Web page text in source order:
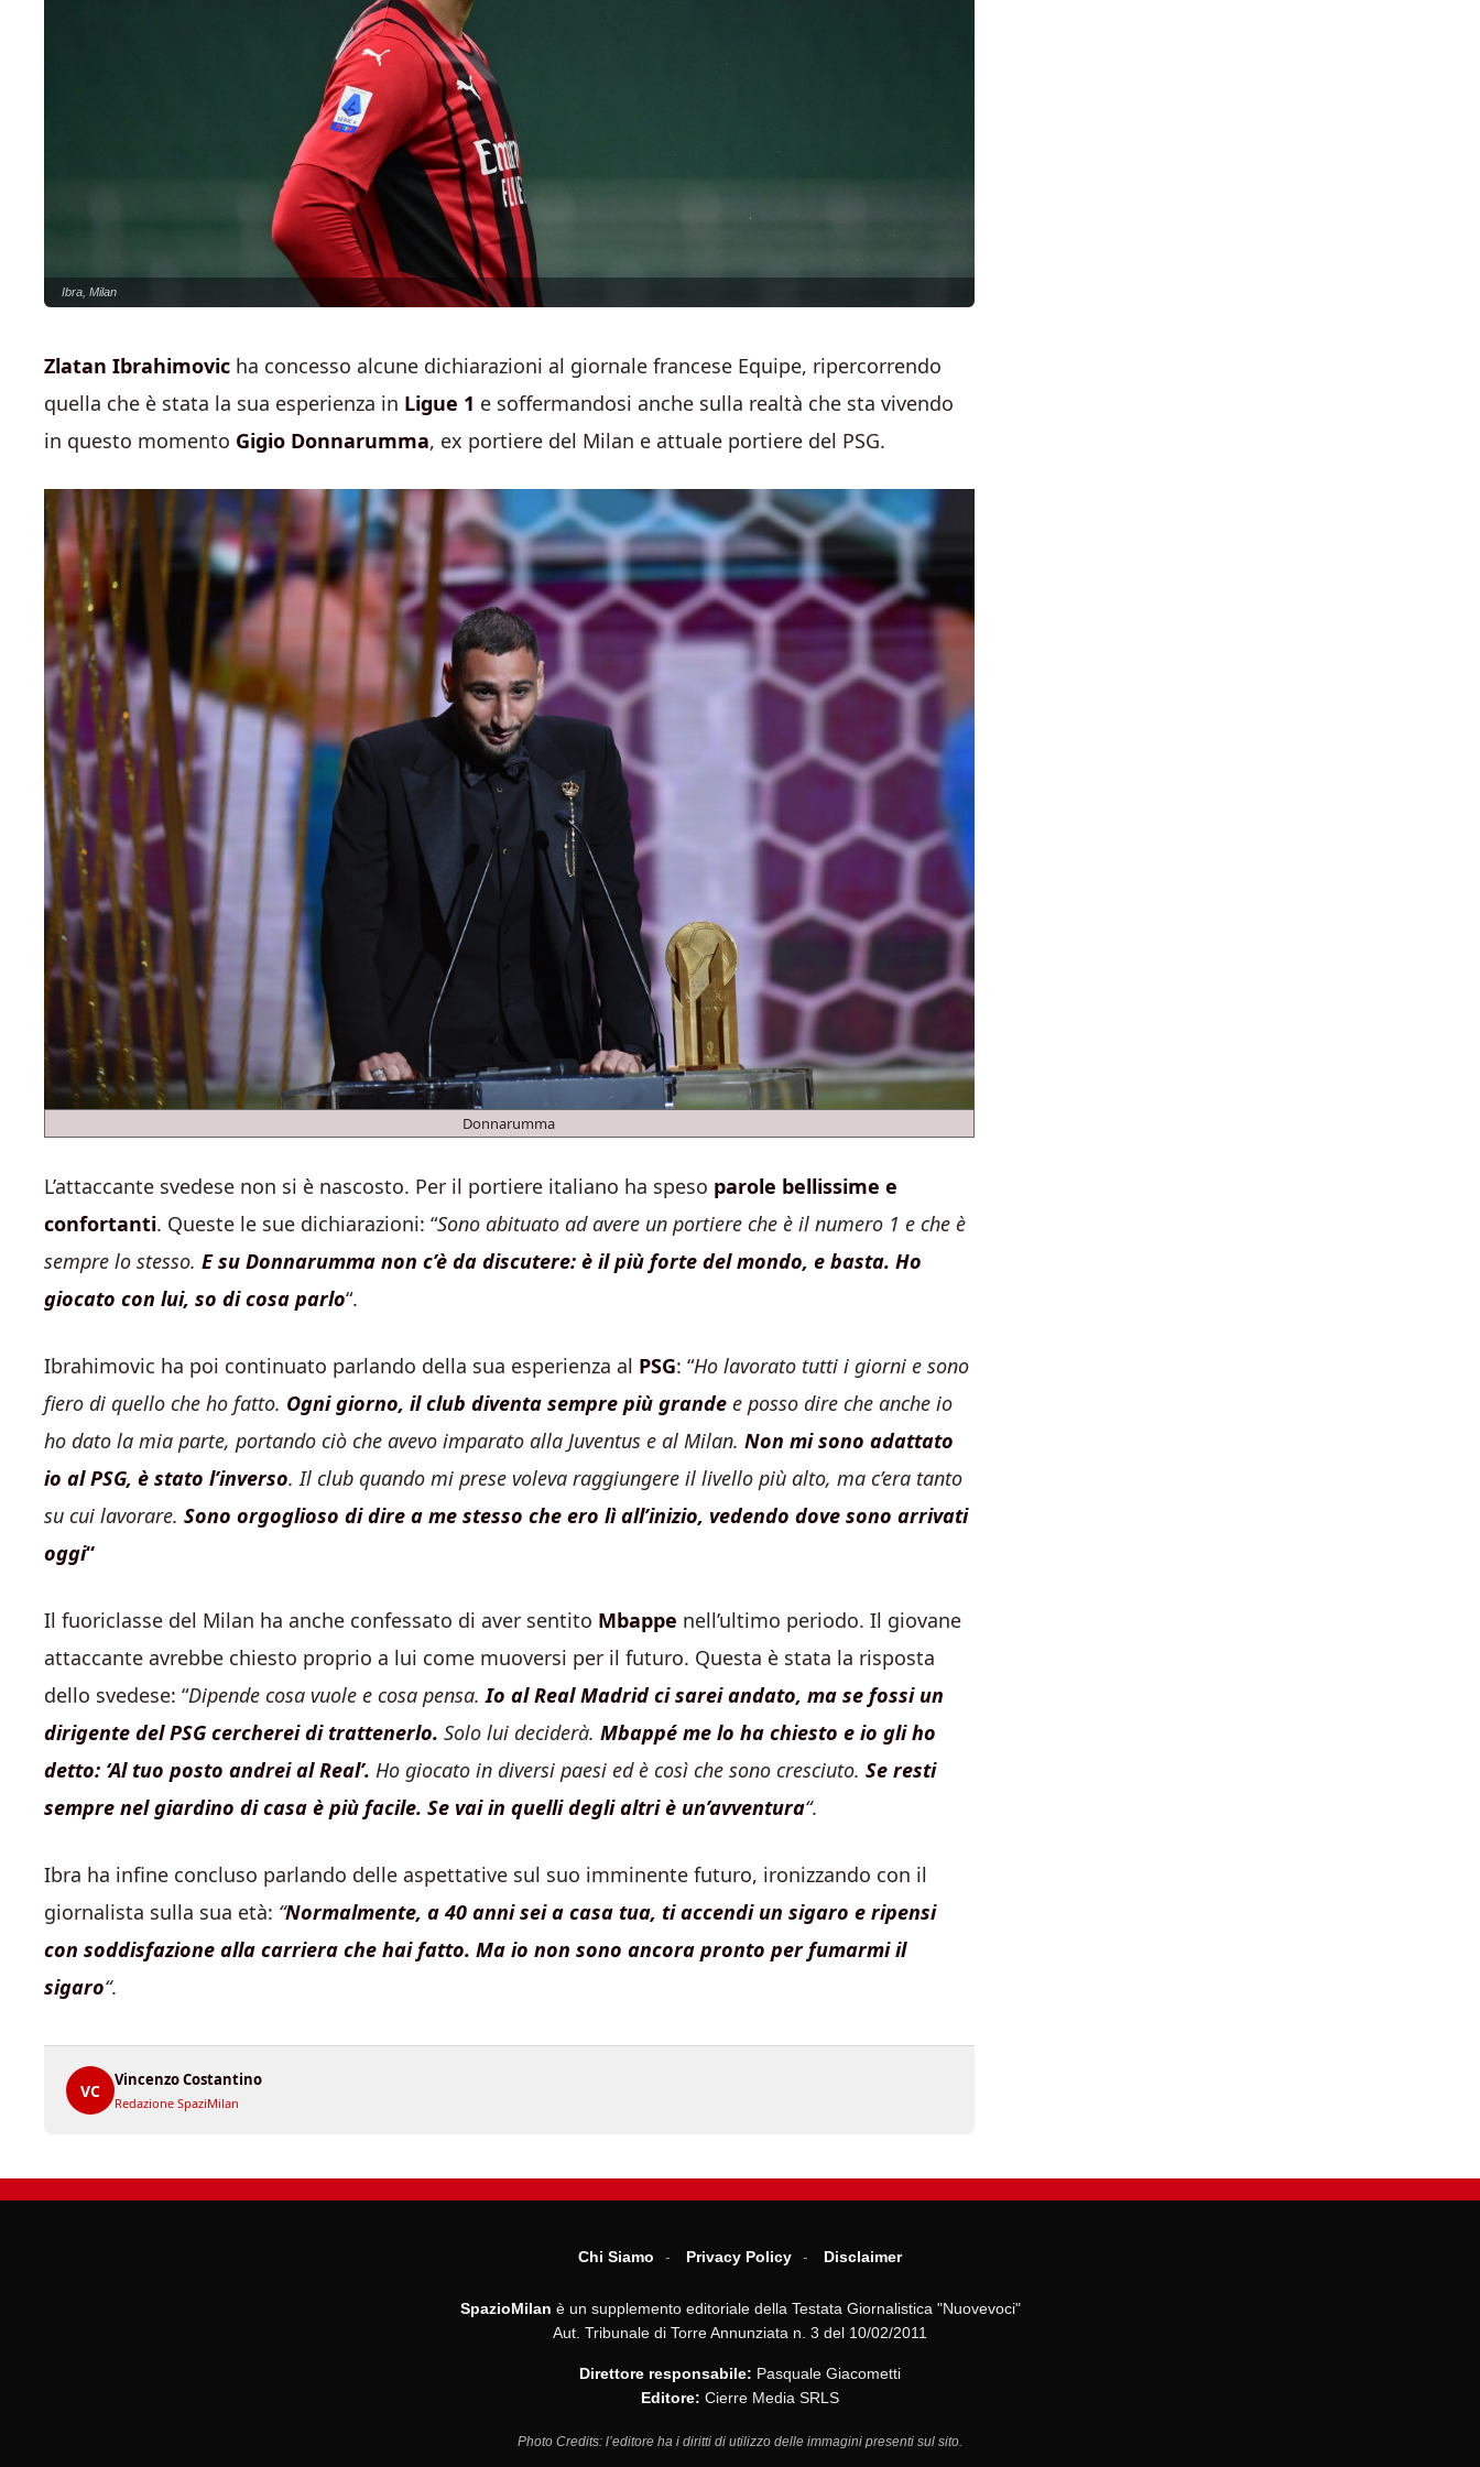
Ibra, Milan
Zlatan Ibrahimovic ha concesso alcune dichiarazioni al giornale francese Equipe, ripercorrendo
quella che è stata la sua esperienza in Ligue 1 e soffermandosi anche sulla realtà che sta vivendo
in questo momento Gigio Donnarumma, ex portiere del Milan e attuale portiere del PSG.
Donnarumma
L’attaccante svedese non si è nascosto. Per il portiere italiano ha speso parole bellissime e
confortanti. Queste le sue dichiarazioni: “Sono abituato ad avere un portiere che è il numero 1 e che è
sempre lo stesso. E su Donnarumma non c’è da discutere: è il più forte del mondo, e basta. Ho
giocato con lui, so di cosa parlo“.
Ibrahimovic ha poi continuato parlando della sua esperienza al PSG: “Ho lavorato tutti i giorni e sono
fiero di quello che ho fatto. Ogni giorno, il club diventa sempre più grande e posso dire che anche io
ho dato la mia parte, portando ciò che avevo imparato alla Juventus e al Milan. Non mi sono adattato
io al PSG, è stato l’inverso. Il club quando mi prese voleva raggiungere il livello più alto, ma c’era tanto
su cui lavorare. Sono orgoglioso di dire a me stesso che ero lì all’inizio, vedendo dove sono arrivati
oggi“
Il fuoriclasse del Milan ha anche confessato di aver sentito Mbappe nell’ultimo periodo. Il giovane
attaccante avrebbe chiesto proprio a lui come muoversi per il futuro. Questa è stata la risposta
dello svedese: “Dipende cosa vuole e cosa pensa. Io al Real Madrid ci sarei andato, ma se fossi un
dirigente del PSG cercherei di trattenerlo. Solo lui deciderà. Mbappé me lo ha chiesto e io gli ho
detto: ‘Al tuo posto andrei al Real’. Ho giocato in diversi paesi ed è così che sono cresciuto. Se resti
sempre nel giardino di casa è più facile. Se vai in quelli degli altri è un’avventura“.
Ibra ha infine concluso parlando delle aspettative sul suo imminente futuro, ironizzando con il
giornalista sulla sua età: “Normalmente, a 40 anni sei a casa tua, ti accendi un sigaro e ripensi
con soddisfazione alla carriera che hai fatto. Ma io non sono ancora pronto per fumarmi il
sigaro“.
VC
Vincenzo Costantino
Redazione SpaziMilan
Chi Siamo Privacy Policy Disclaimer
SpazioMilan è un supplemento editoriale della Testata Giornalistica "Nuovevoci"
Aut. Tribunale di Torre Annunziata n. 3 del 10/02/2011
Direttore responsabile: Pasquale Giacometti
Editore: Cierre Media SRLS
Photo Credits: l’editore ha i diritti di utilizzo delle immagini presenti sul sito.